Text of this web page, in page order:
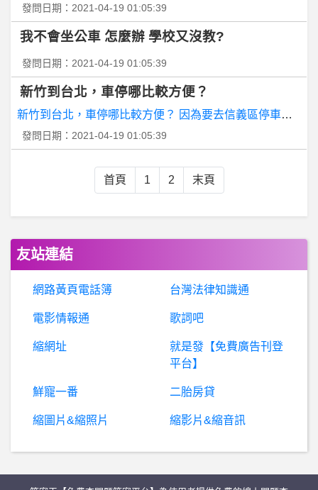
B
aseballXXXX- 4場比賽36局 只拿2分 4場比賽36局 只拿2分
BaseballXXXX- 要出事嘍 要出事嘍
BaseballXXXX- 今天會不會延長 今天會不會延長
發問日期：2021-04-19 01:05:39
我不會坐公車 怎麼辦 學校又沒教?
發問日期：2021-04-19 01:05:39
新竹到台北，車停哪比較方便？
新竹到台北，車停哪比較方便？ 因
發問日期：2021-04-19 01:05:39
首頁 1 2 末頁
友站連結
網路黃頁電話簿 台灣法律知識通
電影情報通 歌詞吧
縮網址
就是發【免費廣告刊登
平台】
鮮寵一番 二胎房貸
縮圖片&縮照片 縮影片&縮音訊